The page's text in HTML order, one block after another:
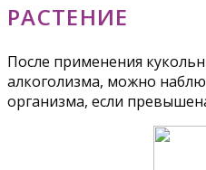
РАСТЕНИЕ
После применения
алкоголизма, можно
организма, если